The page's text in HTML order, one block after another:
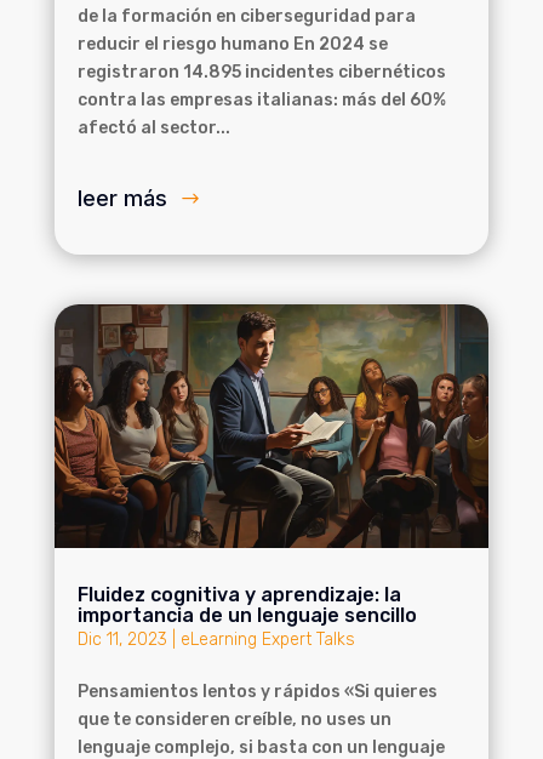
de la formación en ciberseguridad para
reducir el riesgo humano En 2024 se
registraron 14.895 incidentes cibernéticos
contra las empresas italianas: más del 60%
afectó al sector...
leer más
Fluidez cognitiva y aprendizaje: la
importancia de un lenguaje sencillo
Dic 11, 2023 eLearning Expert Talks
Pensamientos lentos y rápidos «Si quieres
que te consideren creíble, no uses un
lenguaje complejo, si basta con un lenguaje